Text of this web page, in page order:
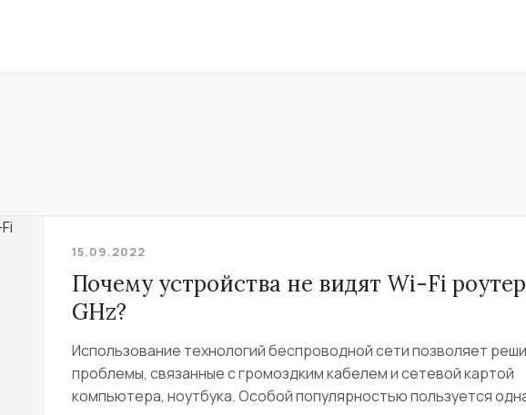
15.09.2022
Почему устройства не видят Wi-Fi
GHz?
Использование технологий беспроводной сети позволяет
проблемы, связанные с громоздким кабелем и сетевой картой
компьютера, ноутбука. Особой популярностью пользуется